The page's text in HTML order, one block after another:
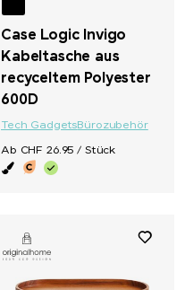
Case Logic Invigo
Kabeltasche aus
recyceltem Polyester
600D
Tech GadgetsBürozubehör
Ab CHF 26.95 / Stück